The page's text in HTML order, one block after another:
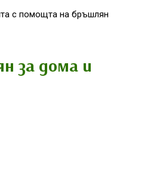
с помощта на бръшлян
за дома и